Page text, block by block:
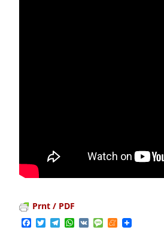
Prnt / PDF
Facebook
TwitterTelegram
WhatsApp
VK MessageMeneame